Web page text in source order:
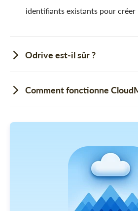
identifiants existants pour créer
Odrive est-il sûr ?
Comment fonctionne